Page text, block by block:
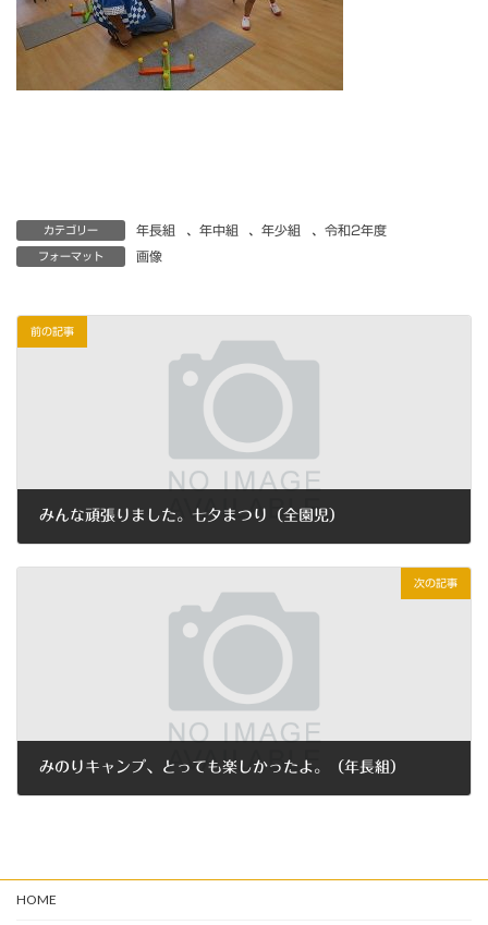
カテゴリー 年長組 、 年中組 、年少組 、 令和2年度
フォーマット 画像
前の記事
みんな頑張りました。七夕まつり（全園児）
次の記事
みのりキャンプ、とっても楽しかったよ。（年長組）
HOME